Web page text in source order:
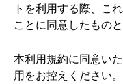
トを利用する際、こ
ことに同意したもの
本利用規約に同意い
用をお控えください。